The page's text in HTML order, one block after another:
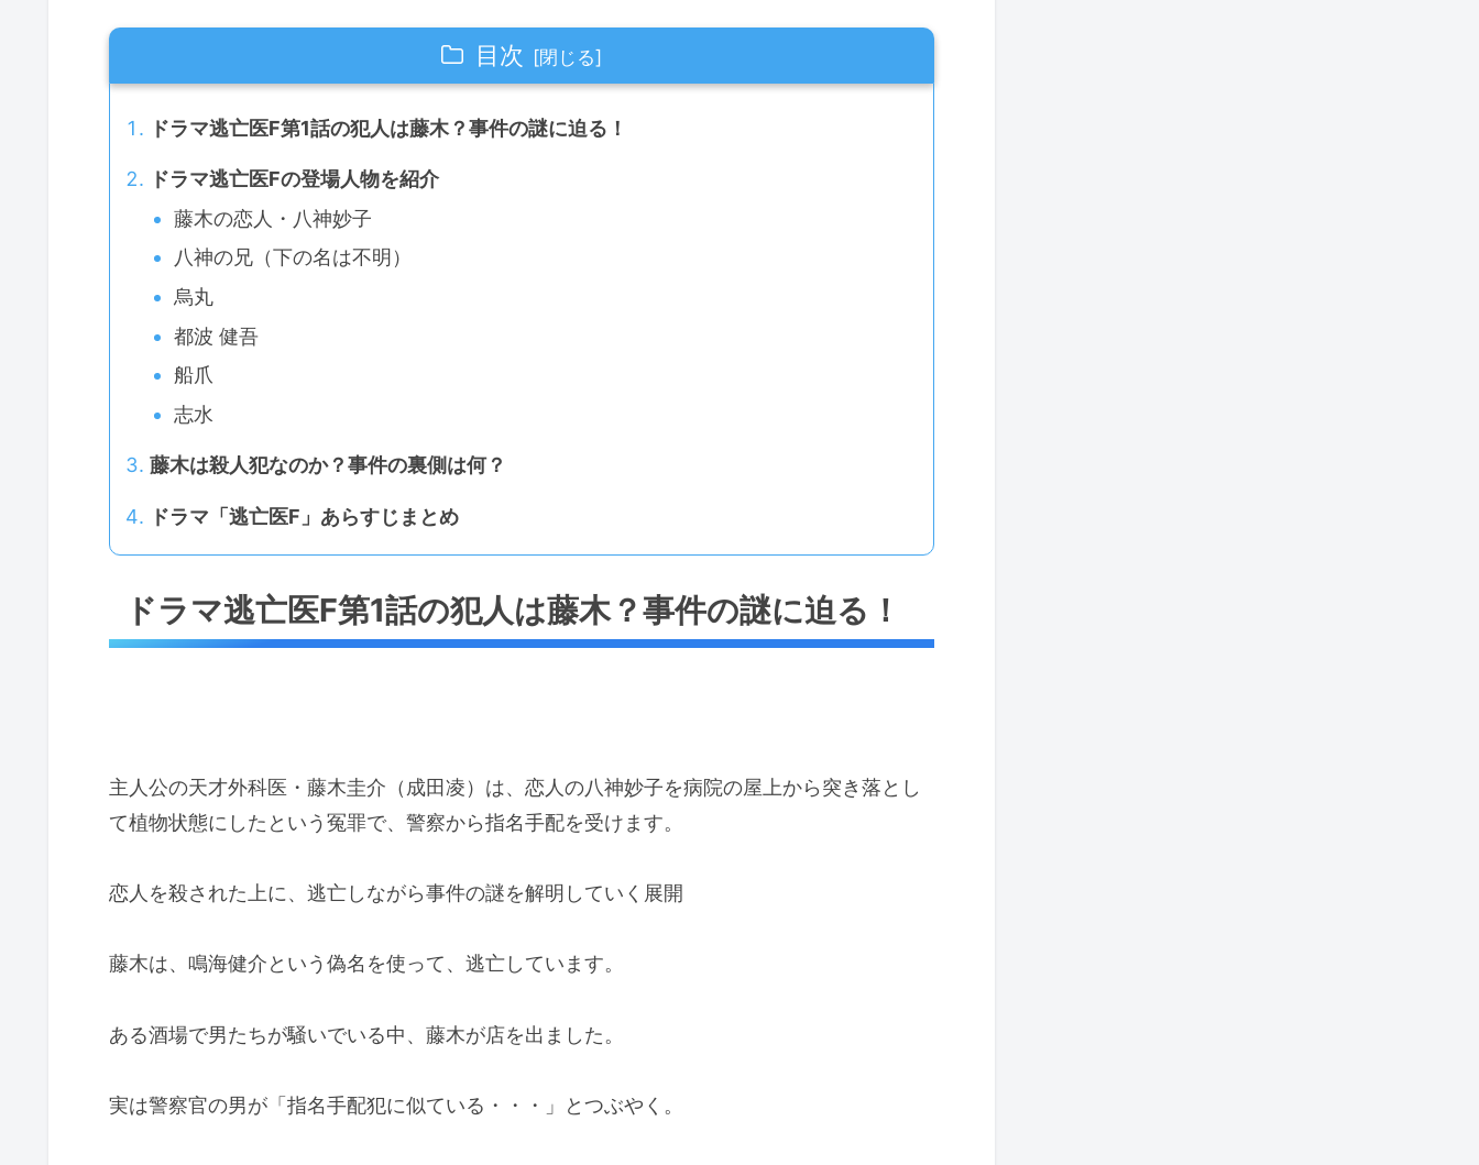
目次
ドラマ逃亡医F第1話の犯人は藤木？事件の謎に迫る！
ドラマ逃亡医Fの登場人物を紹介
藤木の恋人・八神妙子
八神の兄（下の名は不明）
烏丸
都波 健吾
船爪
志水
藤木は殺人犯なのか？事件の裏側は何？
ドラマ「逃亡医F」あらすじまとめ
ドラマ逃亡医F第1話の犯人は藤木？事件の謎に迫る！
主人公の天才外科医・藤木圭介（成田凌）は、恋人の八神妙子を病院の屋上から突き落とし
て植物状態にしたという冤罪で、警察から指名手配を受けます。
恋人を殺された上に、逃亡しながら事件の謎を解明していく展開
藤木は、鳴海健介という偽名を使って、逃亡しています。
ある酒場で男たちが騒いでいる中、藤木が店を出ました。
実は警察官の男が「指名手配犯に似ている・・・」とつぶやく。